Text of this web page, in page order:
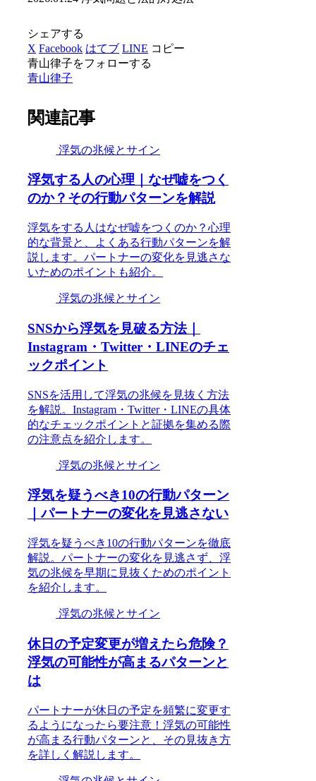
シェアする
X Facebook はてブ LINE コピー
青山律子をフォローする
青山律子
関連記事
浮気の兆候とサイン
浮気する人の心理｜なぜ嘘をつく
のか？その行動パターンを解説
浮気をする人はなぜ嘘をつくのか？心理
的な背景と、よくある行動パターンを解
説します。パートナーの変化を見逃さな
いためのポイントも紹介。
浮気の兆候とサイン
SNSから浮気を見破る方法｜
Instagram・Twitter・LINEのチェ
ックポイント
SNSを活用して浮気の兆候を見抜く方法
を解説。Instagram・Twitter・LINEの具体
的なチェックポイントと証拠を集める際
の注意点を紹介します。
浮気の兆候とサイン
浮気を疑うべき10の行動パターン
｜パートナーの変化を見逃さない
浮気を疑うべき10の行動パターンを徹底
解説。パートナーの変化を見逃さず、浮
気の兆候を早期に見抜くためのポイント
を紹介します。
浮気の兆候とサイン
休日の予定変更が増えたら危険？
浮気の可能性が高まるパターンと
は
パートナーが休日の予定を頻繁に変更す
るようになったら要注意！浮気の可能性
が高まる行動パターンと、その見抜き方
を詳しく解説します。